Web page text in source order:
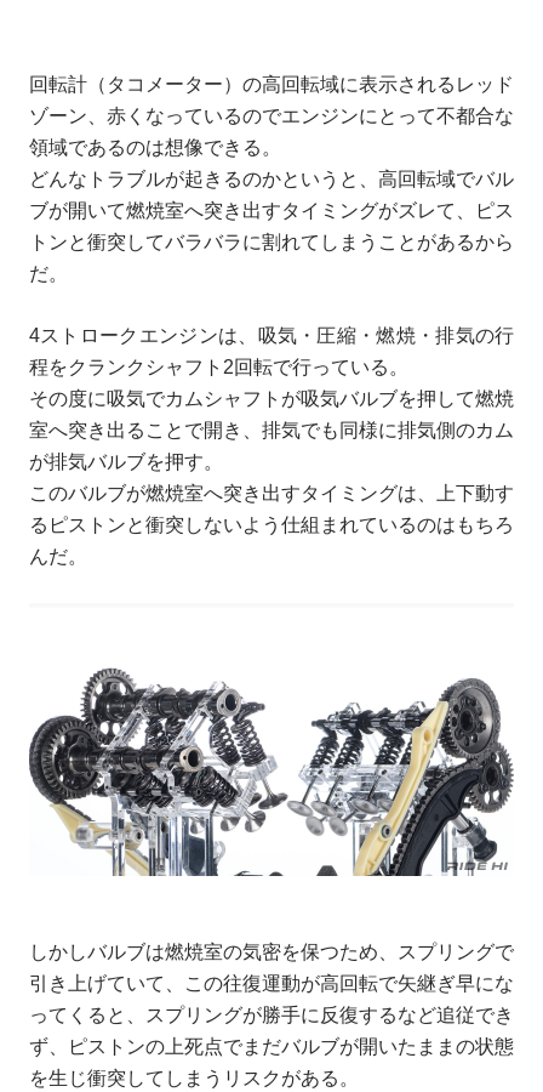
回転計（タコメーター）の高回転域に表示されるレッド
ゾーン、赤くなっているのでエンジンにとって不都合な
領域であるのは想像できる。
どんなトラブルが起きるのかというと、高回転域でバル
ブが開いて燃焼室へ突き出すタイミングがズレて、ピス
トンと衝突してバラバラに割れてしまうことがあるから
だ。
4ストロークエンジンは、吸気・圧縮・燃焼・排気の行
程をクランクシャフト2回転で行っている。
その度に吸気でカムシャフトが吸気バルブを押して燃焼
室へ突き出ることで開き、排気でも同様に排気側のカム
が排気バルブを押す。
このバルブが燃焼室へ突き出すタイミングは、上下動す
るピストンと衝突しないよう仕組まれているのはもちろ
んだ。
しかしバルブは燃焼室の気密を保つため、スプリングで
引き上げていて、この往復運動が高回転で矢継ぎ早にな
ってくると、スプリングが勝手に反復するなど追従でき
ず、ピストンの上死点でまだバルブが開いたままの状態
を生じ衝突してしまうリスクがある。